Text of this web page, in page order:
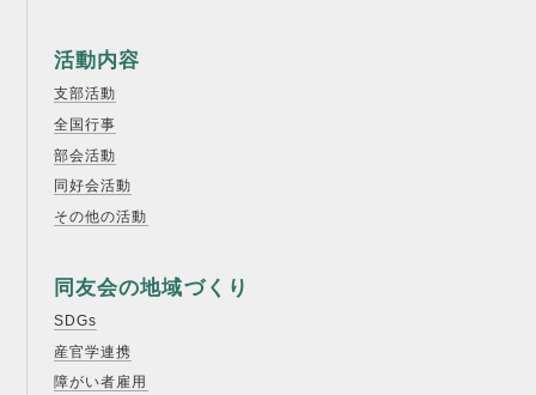
活動内容
支部活動
全国行事
部会活動
同好会活動
その他の活動
同友会の地域づくり
SDGs
産官学連携
障がい者雇用